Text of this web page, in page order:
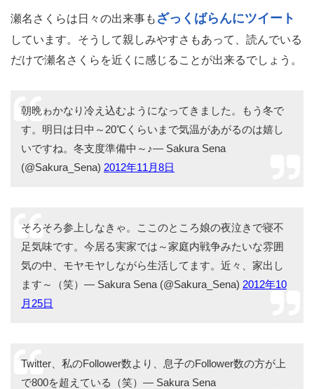
瀬名さくらは日々の出来事も ざっくばらんにツイート
しています。そうして親しみやすさもあって、読んでいる
だけで瀬名さくらを近くに感じることが出来るでしょう。
朝晩ゎかなり冷え込むようになってきました。もう冬で
す。明日は日中～20℃くらいまで気温があがるのは嬉し
いですね。冬支度準備中～♪— Sakura Sena
(@Sakura_Sena) 2012年11月8日
そろそろ参上しなきゃ。ここのところ娘の夜泣きで寝不
足気味です。今居る実家では～家庭内戦争みたいな雰囲
気の中、モヤモヤしながら生活してます。近々、家出し
ます～（笑）— Sakura Sena (@Sakura_Sena) 2012年10
月25日
Twitter、私のFollower数より、息子のFollower数の方が上
で800を超えている（笑）— Sakura Sena